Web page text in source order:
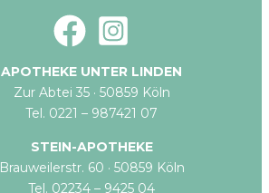
APOTHEKE UNTER LINDEN
Zur Abtei 35 · 50859 Köln
Tel. 0221 – 987421 07
STEIN-APOTHEKE
Brauweilerstr. 60 · 50859 Köln
Tel. 02234 – 9425 04